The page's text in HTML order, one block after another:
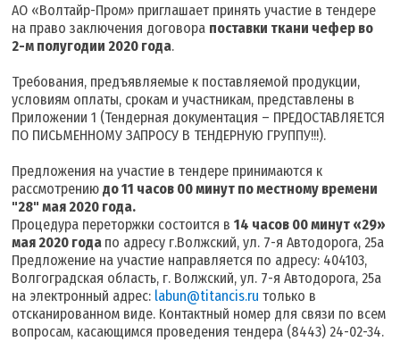
АО «Волтайр-Пром» приглашает принять участие в тендере
на право заключения договора поставки ткани чефер во
2-м полугодии 2020 года.
Требования, предъявляемые к поставляемой продукции,
условиям оплаты, срокам и участникам, представлены в
Приложении 1 (Тендерная документация – ПРЕДОСТАВЛЯЕТСЯ
ПО ПИСЬМЕННОМУ ЗАПРОСУ В ТЕНДЕРНУЮ ГРУППУ!!!).
Предложения на участие в тендере принимаются к
рассмотрениюдо 11 часов 00 минут по местному времени
"28" мая 2020 года.
Процедура переторжки состоится в14 часов 00 минут «29»
мая 2020 года по адресу г.Волжский, ул. 7-я Автодорога, 25а
Предложение на участие направляется по адресу: 404103,
Волгоградская область, г. Волжский, ул. 7-я Автодорога, 25а
на электронный адрес: labun@titancis.ru только в
отсканированном виде. Контактный номер для связи по всем
вопросам, касающимся проведения тендера (8443) 24-02-34.